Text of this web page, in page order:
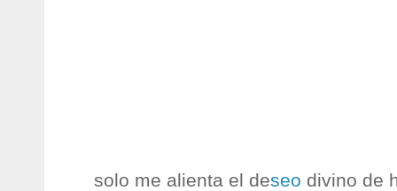
solo me alienta el deseo divino de